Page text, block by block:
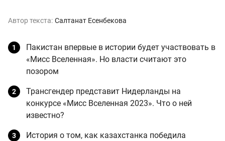
Автор текста: Салтанат Есенбекова
Пакистан впервые в истории будет участвовать в
«Мисс Вселенная». Но власти считают это
позором
Трансгендер представит Нидерланды на
конкурсе «Мисс Вселенная 2023». Что о ней
известно?
История о том, как казахстанка победила